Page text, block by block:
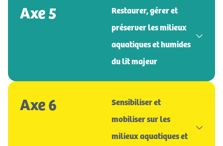
Axe 5
Restaurer, gérer et
préserver les milieux
aquatiques et humides
du lit majeur
Axe 6
Sensibiliser et
mobiliser sur les
milieux aquatiques et